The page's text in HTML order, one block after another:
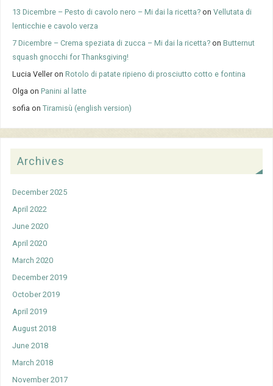
13 Dicembre – Pesto di cavolo nero – Mi dai la ricetta? onVellutata di
lenticchie e cavolo verza
7 Dicembre – Crema speziata di zucca – Mi dai la ricetta? onButternut
squash gnocchi for Thanksgiving!
Lucia Veller onRotolo di patate ripieno di prosciutto cotto e fontina
Olga onPanini al latte
sofia onTiramisù (english version)
Archives
December 2025
April 2022
June 2020
April 2020
March 2020
December 2019
October 2019
April 2019
August 2018
June 2018
March 2018
November 2017